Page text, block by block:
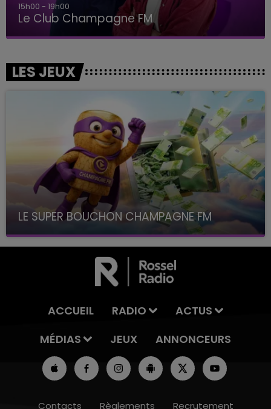
15h00 - 19h00
Le Club Champagne FM
LES JEUX
LE SUPER BOUCHON CHAMPAGNE FM
avec La Famille Champagne FM, à 8H10
ACCUEIL RADIO
ACTUS
MÉDIAS
JEUX ANNONCEURS
Contacts Règlements Recrutement